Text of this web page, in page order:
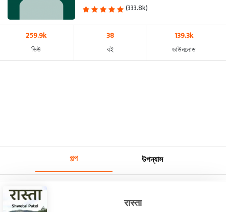
(333.8k)
259.9k
ভিউ
38
বই
139.3k
ডাউনলোড
গল্প উপন্যাস
रास्ता